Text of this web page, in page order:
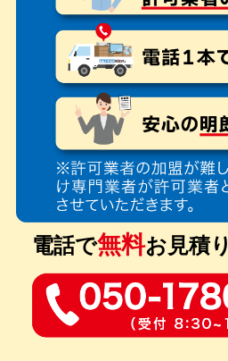
電話で無料お見積り